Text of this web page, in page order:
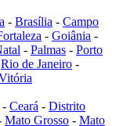
- Brasília - Campo
- Goiânia -
- Palmas - Porto
Rio de Janeiro -
- Ceará - Distrito
Mato Grosso - Mato